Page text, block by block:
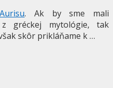
Aurisu. Ak by sme mali
gréckej mytológie, tak
skôr prikláňame k …